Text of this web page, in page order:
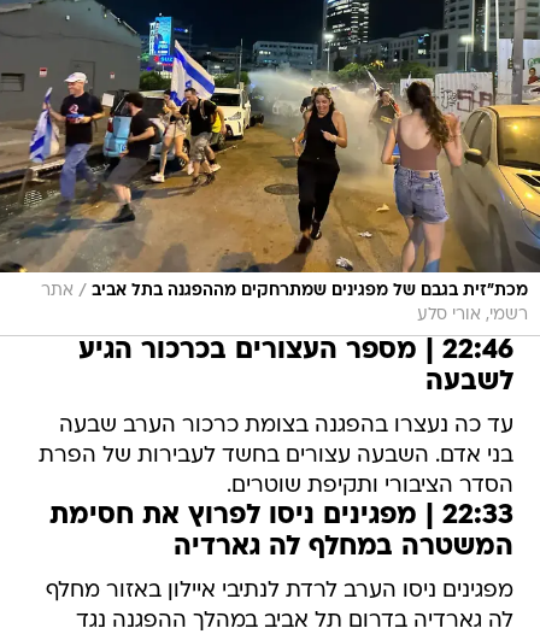
מכת"זית בגבם של מפגינים שמתרחקים מההפגנה בתל אביב / אתר
רשמי, אורי סלע
22:46 | מספר העצורים בכרכור הגיע
לשבעה
עד כה נעצרו בהפגנה בצומת כרכור הערב שבעה
בני אדם. השבעה עצורים בחשד לעבירות של הפרת
הסדר הציבורי ותקיפת שוטרים.
22:33 | מפגינים ניסו לפרוץ את חסימת
המשטרה במחלף לה גארדיה
מפגינים ניסו הערב לרדת לנתיבי איילון באזור מחלף
לה גארדיה בדרום תל אביב במהלך ההפגנה נגד